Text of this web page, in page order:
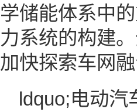
学储能体系中
力系统的构建
加快探索车网融
ldquo;电动汽